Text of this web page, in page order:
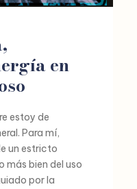
en
estoy de
Para mí,
un estricto
bien del uso
por la